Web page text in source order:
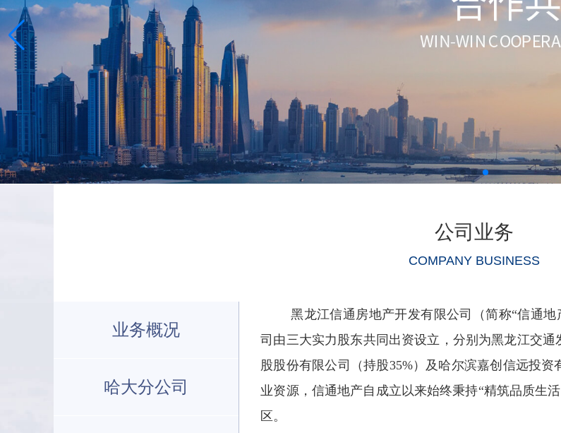
公司业务
COMPANY BUSINESS
业务概况
哈大分公司
黑龙江信通房地产开发有限公司（简称“信通
司由三大实力股东共同出资设立，分别为黑龙江交
股股份有限公司（持股35%）及哈尔滨嘉创信远投
业资源，信通地产自成立以来始终秉持“精筑品质生
区。